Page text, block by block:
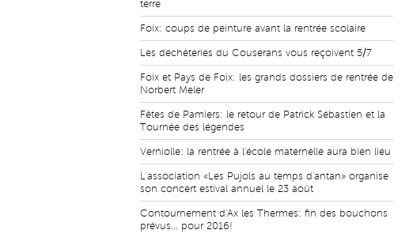
terre
Foix: coups de peinture avant la rentrée scolaire
Les déchèteries du Couserans vous reçoivent 5/7
Foix et Pays de Foix: les grands dossiers de rentrée de
Norbert Meler
Fêtes de Pamiers: le retour de Patrick Sébastien et la
Tournée des légendes
Verniolle: la rentrée à l'école maternelle aura bien lieu
L'association «Les Pujols au temps d'antan» organise
son concert estival annuel le 23 août
Contournement d'Ax les Thermes: fin des bouchons
prévus... pour 2016!